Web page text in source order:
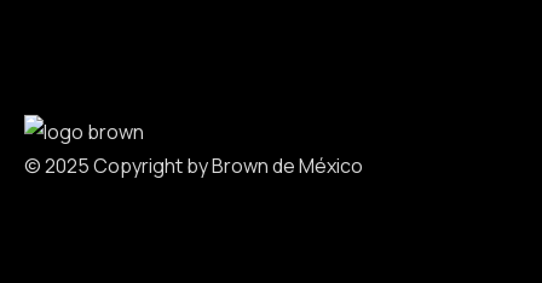
© 2025 Copyright by Brown de México